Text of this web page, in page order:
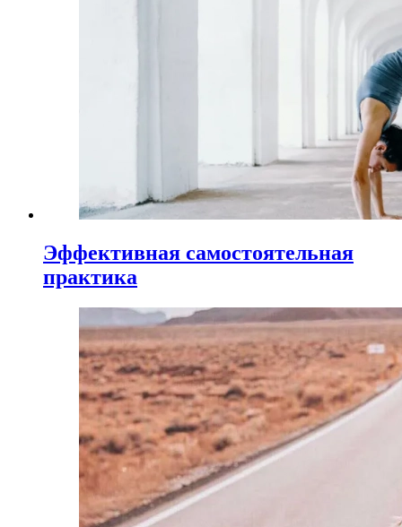
Эффективная самостоятельная
практика